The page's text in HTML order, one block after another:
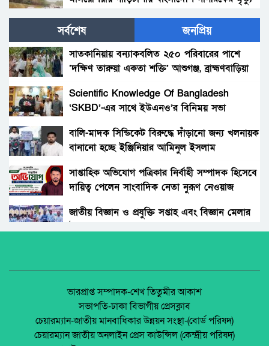
চীনে আতশবাজির দোকানে বিস্ফোরণ, নিহত ১২
কুমিল্লা লালমাইয়ে ২টি বাসের সাথে ট্রক্টরের ত্রিমুখী
সংঘর্ষে নিহত ১,গুরুতর আহত শতাধিক
রংপুরে বাড়ছে দুর্ঘটনা, ১১ মাসে সড়কে ঝরেছে ২১৩
প্রাণ
ঠাকুরগাঁওয়ে স্কুলশিক্ষার্থীর মরদেহ নিয়ে সড়ক
অবরোধ
কালীগঞ্জে ড্রাম ট্রাকের চাপায় সিএনজির ২ যাত্রী নিহত
আহত ৩
যাত্রীবাহী বাস মুখোমুখি সংঘর্ষে আট জন (৮)আহত
একজনের মৃত্যু।
খিলা বাজারে বাসের সাথে অটোর ধাক্কা এতে
ঘটনাস্থলে একজন মারা যায় এবং অনেক লোক আহত
সর্বশেষ জনপ্রিয়
সাতকানিয়ায় বন্যাকবলিত ২৫০ পরিবারের পাশে
‘দক্ষিণ তারুয়া একতা শক্তি’ আশুগঞ্জ, ব্রাহ্মণবাড়িয়া
Scientific Knowledge Of Bangladesh
‘SKBD’-এর সাথে ইউএনও’র বিনিময় সভা
বালি-মাদক সিন্ডিকেট বিরুদ্ধে দাঁড়ানো জন্য খলনায়ক
বানানো হচ্ছে ইঞ্জিনিয়ার আমিনুল ইসলাম
সাপ্তাহিক অভিযোগ পত্রিকার নির্বাহী সম্পাদক হিসেবে
দায়িত্ব পেলেন সাংবাদিক নেতা নুরূণ নেওয়াজ
জাতীয় বিজ্ঞান ও প্রযুক্তি সপ্তাহ এবং বিজ্ঞান মেলার
উদ্বোধন।
জেলা আইন-শৃৃঙ্খলা কমিটির মাসিক সভা অনুষ্ঠিত।
পলাশবাড়ীতে এমইপি গ্রুপের মতবিনিময় সভা
ভারপ্রাপ্ত সম্পাদক-শেখ তিতুমীর আকাশ
সভাপতি-ঢাকা বিভাগীয় প্রেসক্লাব
চেয়ারম্যান-জাতীয় মানবাধিকার উন্নয়ন সংস্থা-(বোর্ড পরিষদ)
চেয়ারম্যান জাতীয় অনলাইন প্রেস কাউন্সিল (কেন্দ্রীয় পরিষদ)